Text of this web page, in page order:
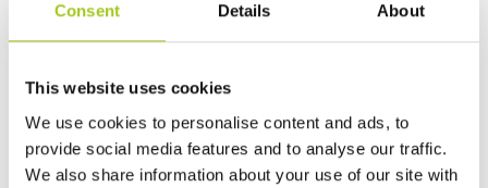
Consent Details About
This website uses cookies
We use cookies to personalise content and ads, to
provide social media features and to analyse our traffic.
We also share information about your use of our site with